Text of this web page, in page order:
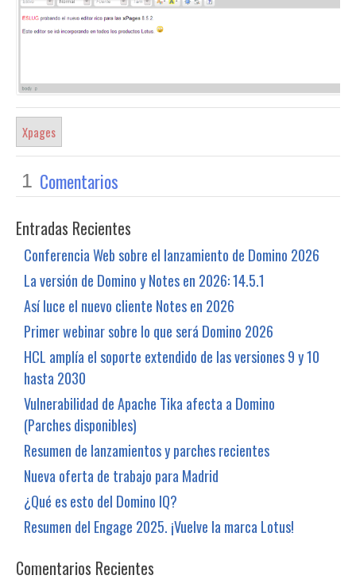
Xpages
1 Comentarios
Entradas Recientes
Conferencia Web sobre el lanzamiento de Domino 2026
La versión de Domino y Notes en 2026: 14.5.1
Así luce el nuevo cliente Notes en 2026
Primer webinar sobre lo que será Domino 2026
HCL amplía el soporte extendido de las versiones 9 y 10
hasta 2030
Vulnerabilidad de Apache Tika afecta a Domino
(Parches disponibles)
Resumen de lanzamientos y parches recientes
Nueva oferta de trabajo para Madrid
¿Qué es esto del Domino IQ?
Resumen del Engage 2025. ¡Vuelve la marca Lotus!
Comentarios Recientes